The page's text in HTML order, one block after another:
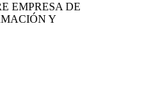
EMPRESA DE
Y